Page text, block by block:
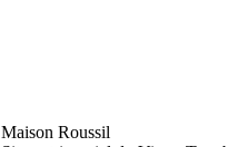
Maison Roussil